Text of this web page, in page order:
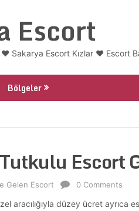
Escort
Sakarya Escort Kızlar ❤️ Escort
Bölgeler
Escort
Gelen Escort 0 Comments
aracılığıyla düzey ücret ayrıca